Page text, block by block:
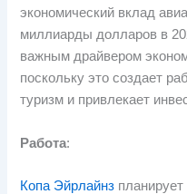
экономический вклад
миллиарды долларов в
важным драйвером
поскольку это создает
туризм и привлекает
Работа:
Копа Эйрлайнз